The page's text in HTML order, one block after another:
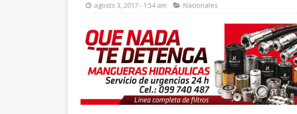
agosto 3, 2017 - 1:54 am Nacionales